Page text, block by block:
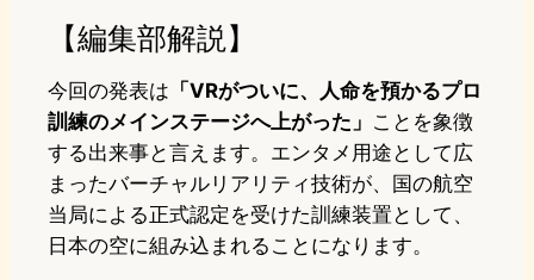
【編集部解説】
今回の発表は 「VRがついに、人命を預かるプロ
訓練のメインステージへ上がった」 ことを象徴
する出来事と言えます。エンタメ用途として広
まったバーチャルリアリティ技術が、国の航空
当局による正式認定を受けた訓練装置として、
日本の空に組み込まれることになります。